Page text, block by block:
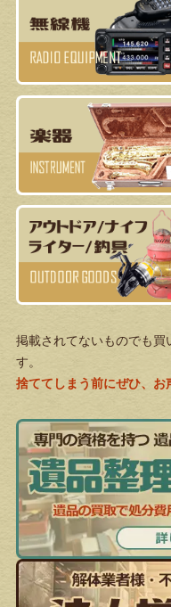
掲載されてないものでも買
す。
捨ててしまう前にぜひ、お